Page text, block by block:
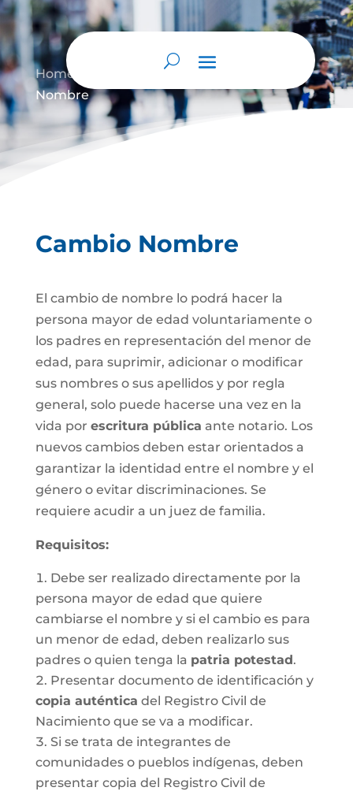
Home Cambio de Nombre
Nombre
Cambio Nombre
El cambio de nombre lo podrá hacer la
persona mayor de edad voluntariamente o
los padres en representación del menor de
edad, para suprimir, adicionar o modificar
sus nombres o sus apellidos y por regla
general, solo puede hacerse una vez en la
vida por escritura pública ante notario. Los
nuevos cambios deben estar orientados a
garantizar la identidad entre el nombre y el
género o evitar discriminaciones. Se
requiere acudir a un juez de familia.
Requisitos:
Debe ser realizado directamente por la
persona mayor de edad que quiere
cambiarse el nombre y si el cambio es para
un menor de edad, deben realizarlo sus
padres o quien tenga la patria potestad.
Presentar documento de identificación y
copia auténtica del Registro Civil de
Nacimiento que se va a modificar.
Si se trata de integrantes de
comunidades o pueblos indígenas, deben
presentar copia del Registro Civil de